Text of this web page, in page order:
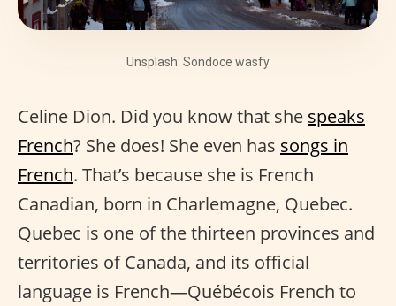
Unsplash: Sondoce wasfy
Celine Dion. Did you know that she speaks
French? She does! She even has songs in
French. That’s because she is French
Canadian, born in Charlemagne, Quebec.
Quebec is one of the thirteen provinces and
territories of Canada, and its official
language is French—Québécois French to